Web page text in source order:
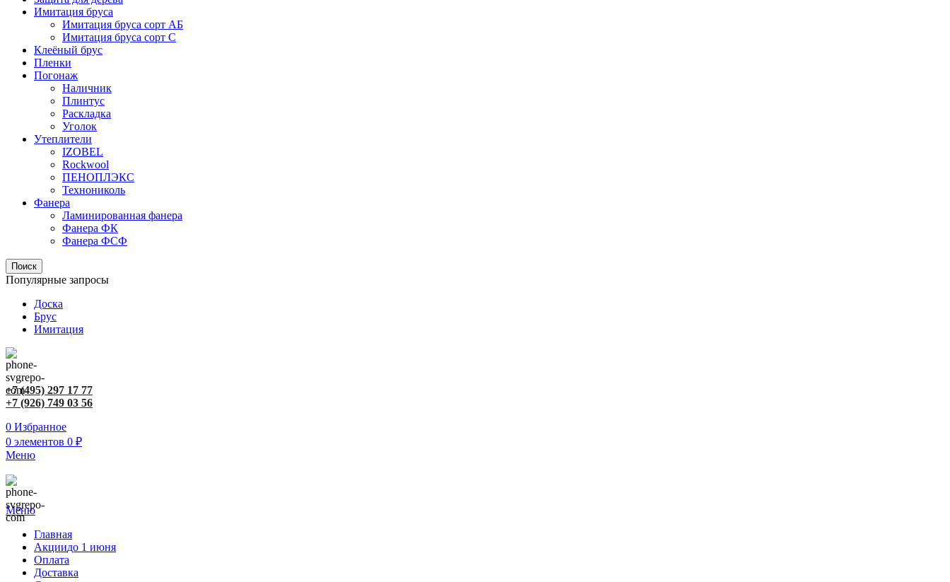
Имитация бруса
Имитация бруса сорт АБ
Имитация бруса сорт С
Клеёный брус
Пленки
Погонаж
Наличник
Плинтус
Раскладка
Уголок
Утеплители
IZOBEL
Rockwool
ПЕНОПЛЭКС
Технониколь
Фанера
Ламинированная фанера
Фанера ФК
Фанера ФСФ
Поиск
Популярные запросы
Доска
Брус
Имитация
+7 (495) 297 17 77
+7 (926) 749 03 56
0 Избранное
0 элементов 0 ₽
Меню
Меню
Главная
Акциидо 1 июня
Оплата
Доставка